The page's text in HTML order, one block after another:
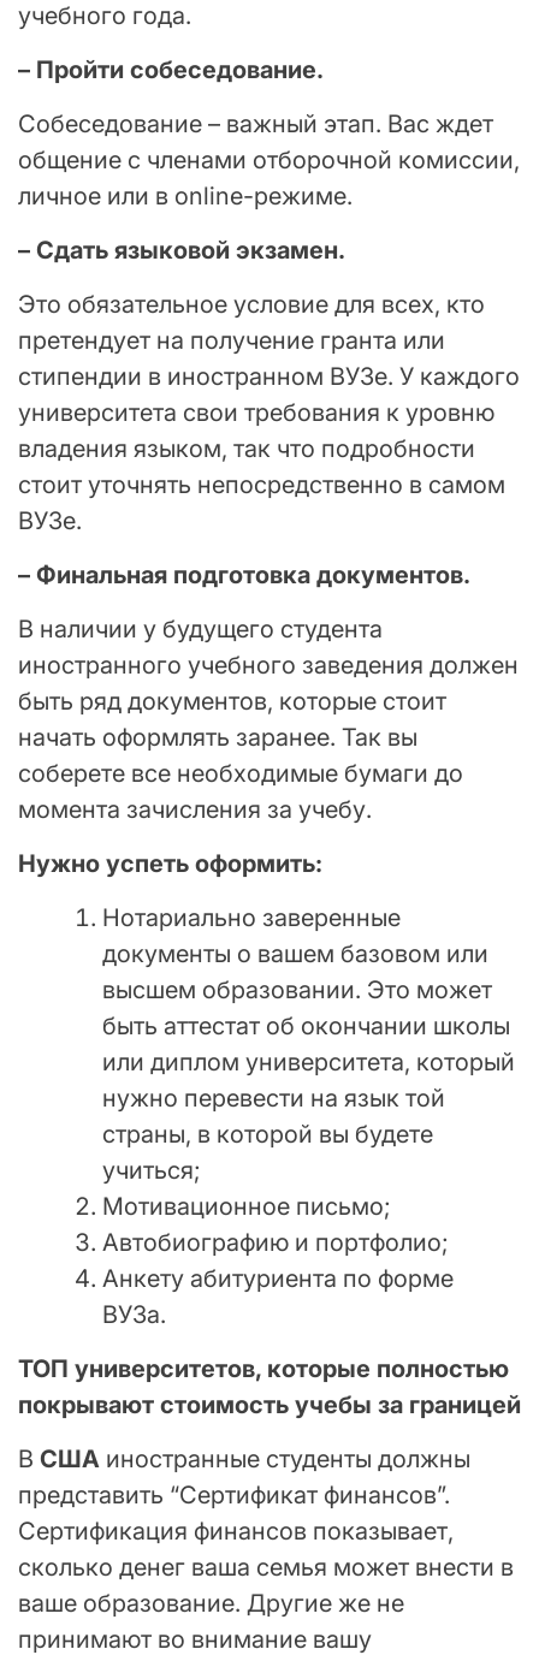
учебного года.
– Пройти собеседование.
Собеседование – важный этап. Вас ждет
общение с членами отборочной комиссии,
личное или в online-режиме.
– Сдать языковой экзамен.
Это обязательное условие для всех, кто
претендует на получение гранта или
стипендии в иностранном ВУЗе. У каждого
университета свои требования к уровню
владения языком, так что подробности
стоит уточнять непосредственно в самом
ВУЗе.
– Финальная подготовка документов.
В наличии у будущего студента
иностранного учебного заведения должен
быть ряд документов, которые стоит
начать оформлять заранее. Так вы
соберете все необходимые бумаги до
момента зачисления за учебу.
Нужно успеть оформить:
Нотариально заверенные
документы о вашем базовом или
высшем образовании. Это может
быть аттестат об окончании школы
или диплом университета, который
нужно перевести на язык той
страны, в которой вы будете
учиться;
Мотивационное письмо;
Автобиографию и портфолио;
Анкету абитуриента по форме
ВУЗа.
ТОП университетов, которые полностью
покрывают стоимость учебы за границей
В США иностранные студенты должны
представить “Сертификат финансов”.
Сертификация финансов показывает,
сколько денег ваша семья может внести в
ваше образование. Другие же не
принимают во внимание вашу